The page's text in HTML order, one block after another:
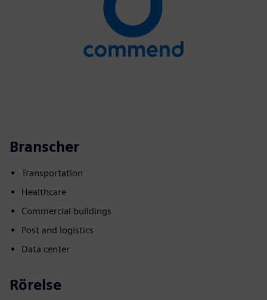
Branscher
Transportation
Healthcare
Commercial buildings
Post and logistics
Data center
Rörelse